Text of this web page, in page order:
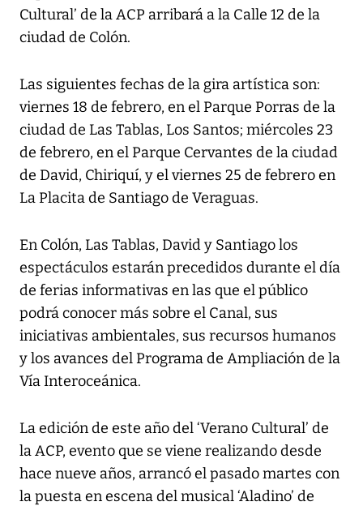
Cultural’ de la ACP arribará a la Calle 12 de la
ciudad de Colón.
Las siguientes fechas de la gira artística son:
viernes 18 de febrero, en el Parque Porras de la
ciudad de Las Tablas, Los Santos; miércoles 23
de febrero, en el Parque Cervantes de la ciudad
de David, Chiriquí, y el viernes 25 de febrero en
La Placita de Santiago de Veraguas.
En Colón, Las Tablas, David y Santiago los
espectáculos estarán precedidos durante el día
de ferias informativas en las que el público
podrá conocer más sobre el Canal, sus
iniciativas ambientales, sus recursos humanos
y los avances del Programa de Ampliación de la
Vía Interoceánica.
La edición de este año del ‘Verano Cultural’ de
la ACP, evento que se viene realizando desde
hace nueve años, arrancó el pasado martes con
la puesta en escena del musical ‘Aladino’ de